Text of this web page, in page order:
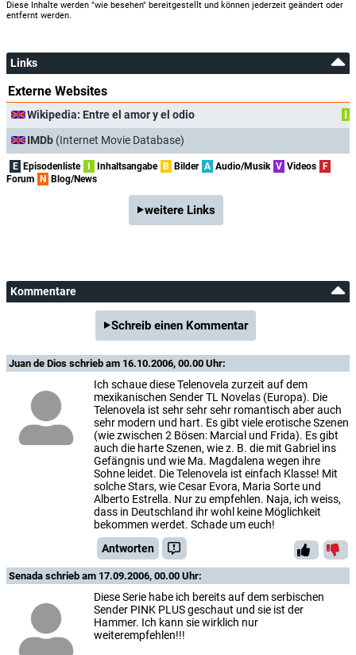
Diese Inhalte werden "wie besehen" bereitgestellt und können jederzeit geändert oder
entfernt werden.
Links
Externe Websites
Wikipedia: Entre el amor y el odio
I
IMDb (Internet Movie Database)
E Episodenliste I Inhaltsangabe B Bilder A Audio/Musik V Videos F
Forum N Blog/News
weitere Links
Kommentare
Schreib einen Kommentar
Juan de Dios schrieb am 16.10.2006, 00.00 Uhr:
Ich schaue diese Telenovela zurzeit auf dem
mexikanischen Sender TL Novelas (Europa). Die
Telenovela ist sehr sehr sehr romantisch aber auch
sehr modern und hart. Es gibt viele erotische Szenen
(wie zwischen 2 Bösen: Marcial und Frida). Es gibt
auch die harte Szenen, wie z. B. die mit Gabriel ins
Gefängnis und wie Ma. Magdalena wegen ihre
Sohne leidet. Die Telenovela ist einfach Klasse! Mit
solche Stars, wie Cesar Evora, Maria Sorte und
Alberto Estrella. Nur zu empfehlen. Naja, ich weiss,
dass in Deutschland ihr wohl keine Möglichkeit
bekommen werdet. Schade um euch!
Antworten
Senada schrieb am 17.09.2006, 00.00 Uhr:
Diese Serie habe ich bereits auf dem serbischen
Sender PINK PLUS geschaut und sie ist der
Hammer. Ich kann sie wirklich nur
weiterempfehlen!!!